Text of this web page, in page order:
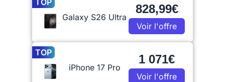
TOP
Galaxy S26 Ultra
828,99€
Voir l'offre
TOP
iPhone 17 Pro
1 071€
Voir l'offre